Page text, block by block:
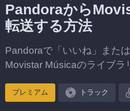
Pandoraから
転送する方法
Pandoraで「いいね」また
Movistar Músicaのライブラ
プレミアム トラック